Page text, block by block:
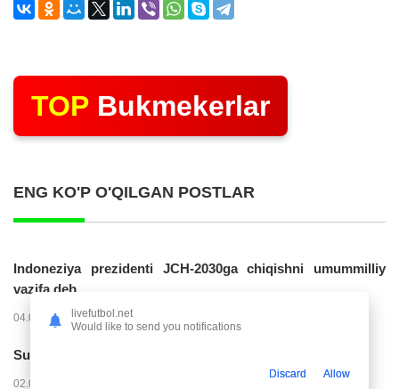
TOP Bukmekerlar
ENG KO'P O'QILGAN POSTLAR
Indoneziya prezidenti JCH-2030ga chiqishni umummilliy
vazifa deb...
04.08.2026 02:11 14220
Superliga. “Buxoro” - “Lokomotiv”...
02.08.2026 03:08
livefutbol.net
Would like to send you notifications
Discard Allow